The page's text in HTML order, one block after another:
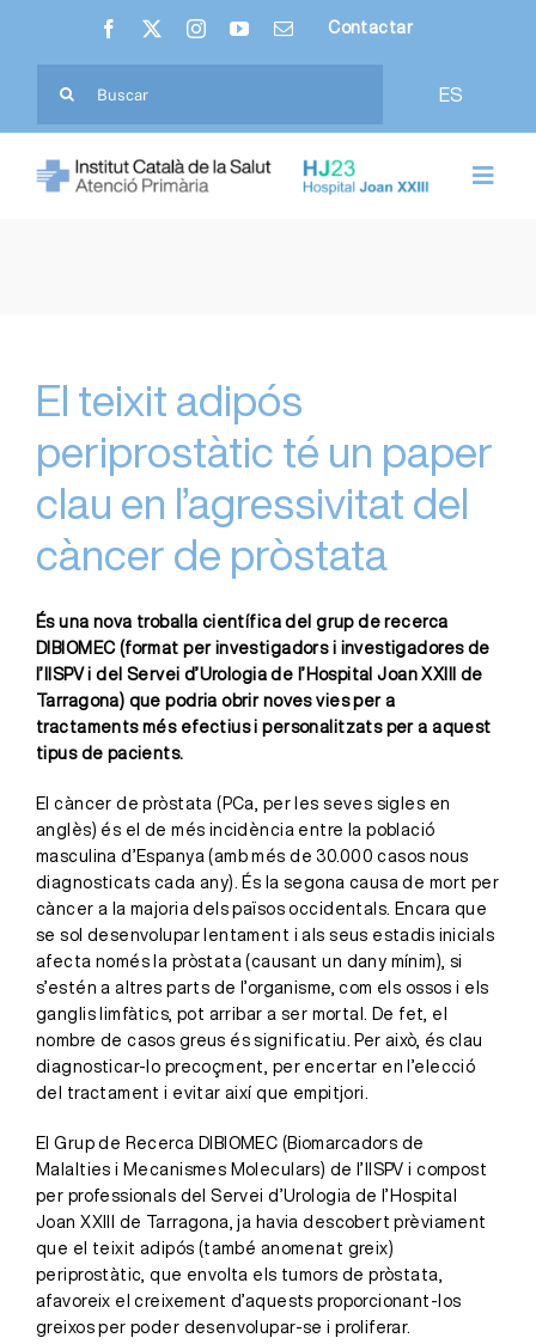
content
Contactar
ES
Atenció Primària
Ciutadania
Professionals
El teixit adipós
periprostàtic té un paper
clau en l’agressivitat del
càncer de pròstata
És una nova troballa científica del grup de recerca
DIBIOMEC (format per investigadors i investigadores de
l’IISPV i del Servei d’Urologia de l’Hospital Joan XXIII de
Tarragona) que podria obrir noves vies per a
tractaments més efectius i personalitzats per a aquest
tipus de pacients.
El càncer de pròstata (PCa, per les seves sigles en
anglès) és el de més incidència entre la població
masculina d’Espanya (amb més de 30.000 casos nous
diagnosticats cada any). És la segona causa de mort per
càncer a la majoria dels països occidentals. Encara que
se sol desenvolupar lentament i als seus estadis inicials
afecta només la pròstata (causant un dany mínim), si
s’estén a altres parts de l’organisme, com els ossos i els
ganglis limfàtics, pot arribar a ser mortal. De fet, el
nombre de casos greus és significatiu. Per això, és clau
diagnosticar-lo precoçment, per encertar en l’elecció
del tractament i evitar així que empitjori.
El Grup de Recerca DIBIOMEC (Biomarcadors de
Malalties i Mecanismes Moleculars) de l’IISPV i compost
per professionals del Servei d’Urologia de l’Hospital
Joan XXIII de Tarragona, ja havia descobert prèviament
que el teixit adipós (també anomenat greix)
periprostàtic, que envolta els tumors de pròstata,
afavoreix el creixement d’aquests proporcionant-los
greixos per poder desenvolupar-se i proliferar.